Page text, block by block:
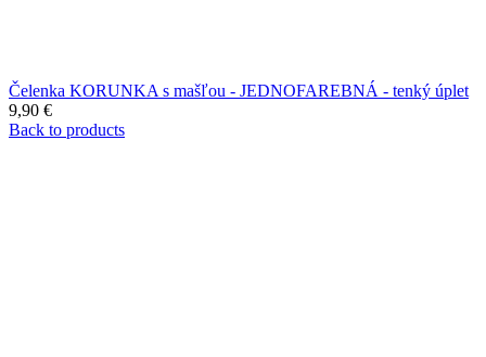
Čelenka KORUNKA s mašľou - JEDNOFAREBNÁ - tenký úplet
9,90 €
Back to products